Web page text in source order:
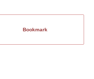
Bookmark